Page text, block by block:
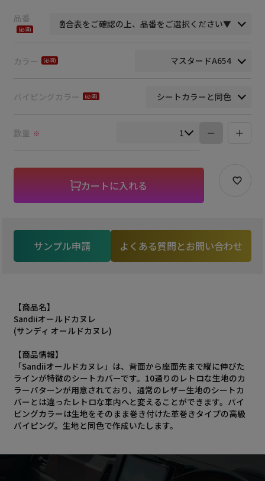
品番
カラー
パイピングカラー
数量 ※
カートに入れる
サンプル申請 よくある質問とお問い合わせ
【商品名】
Sandiiオールドカヌレ
(サンディ オールドカヌレ)
【商品情報】
「Sandiiオールドカヌレ」は、背面から座面先まで縦に伸びた
ラインが特徴のシートカバーです。10通りのレトロな生地のカ
ラーパターンが用意されており、通常のレザー生地のシートカ
バーとは違ったレトロな車内へと変えることができます。パイ
ピングカラーは生地をそのまま巻き付けた革巻きタイプの高級
パイピング。生地と同色で作成いたします。